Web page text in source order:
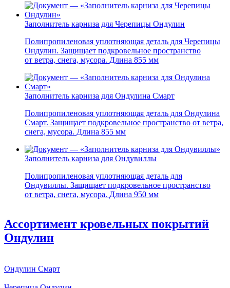
Заполнитель карниза для Черепицы Ондулин
Полипропиленовая уплотняющая деталь для Черепицы
Ондулин. Защищает подкровельное пространство
от ветра, снега, мусора. Длина 855 мм
Заполнитель карниза для Ондулина Смарт
Полипропиленовая уплотняющая деталь для Ондулина
Смарт. Защищает подкровельное пространство от ветра,
снега, мусора. Длина 855 мм
Заполнитель карниза для Ондувиллы
Полипропиленовая уплотняющая деталь для
Ондувиллы. Защищает подкровельное пространство
от ветра, снега, мусора. Длина 950 мм
Ассортимент кровельных покрытий
Ондулин
Ондулин Смарт